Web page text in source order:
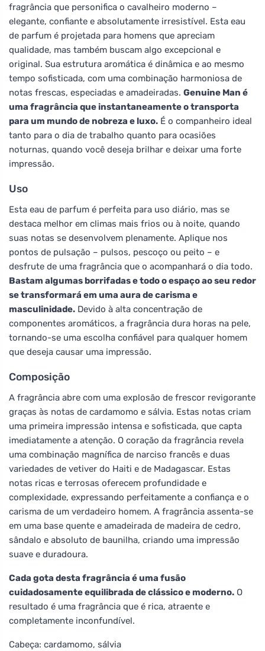
fragrância que personifica o cavalheiro moderno –
elegante, confiante e absolutamente irresistível. Esta eau
de parfum é projetada para homens que apreciam
qualidade, mas também buscam algo excepcional e
original. Sua estrutura aromática é dinâmica e ao mesmo
tempo sofisticada, com uma combinação harmoniosa de
notas frescas, especiadas e amadeiradas. Genuine Man é
uma fragrância que instantaneamente o transporta
para um mundo de nobreza e luxo. É o companheiro ideal
tanto para o dia de trabalho quanto para ocasiões
noturnas, quando você deseja brilhar e deixar uma forte
impressão.
Uso
Esta eau de parfum é perfeita para uso diário, mas se
destaca melhor em climas mais frios ou à noite, quando
suas notas se desenvolvem plenamente. Aplique nos
pontos de pulsação – pulsos, pescoço ou peito – e
desfrute de uma fragrância que o acompanhará o dia todo.
Bastam algumas borrifadas e todo o espaço ao seu redor
se transformará em uma aura de carisma e
masculinidade. Devido à alta concentração de
componentes aromáticos, a fragrância dura horas na pele,
tornando-se uma escolha confiável para qualquer homem
que deseja causar uma impressão.
Composição
A fragrância abre com uma explosão de frescor revigorante
graças às notas de cardamomo e sálvia. Estas notas criam
uma primeira impressão intensa e sofisticada, que capta
imediatamente a atenção. O coração da fragrância revela
uma combinação magnífica de narciso francês e duas
variedades de vetiver do Haiti e de Madagascar. Estas
notas ricas e terrosas oferecem profundidade e
complexidade, expressando perfeitamente a confiança e o
carisma de um verdadeiro homem. A fragrância assenta-se
em uma base quente e amadeirada de madeira de cedro,
sândalo e absoluto de baunilha, criando uma impressão
suave e duradoura.
Cada gota desta fragrância é uma fusão
cuidadosamente equilibrada de clássico e moderno. O
resultado é uma fragrância que é rica, atraente e
completamente inconfundível.
Cabeça: cardamomo, sálvia